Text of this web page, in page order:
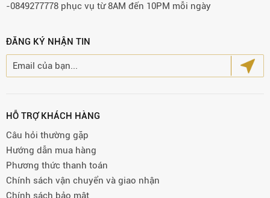
-0849277778 phục vụ từ 8AM đến 10PM mỗi ngày
ĐĂNG KÝ NHẬN TIN
HỖ TRỢ KHÁCH HÀNG
Câu hỏi thường gặp
Hướng dẫn mua hàng
Phương thức thanh toán
Chính sách vận chuyển và giao nhận
Chính sách bảo mật